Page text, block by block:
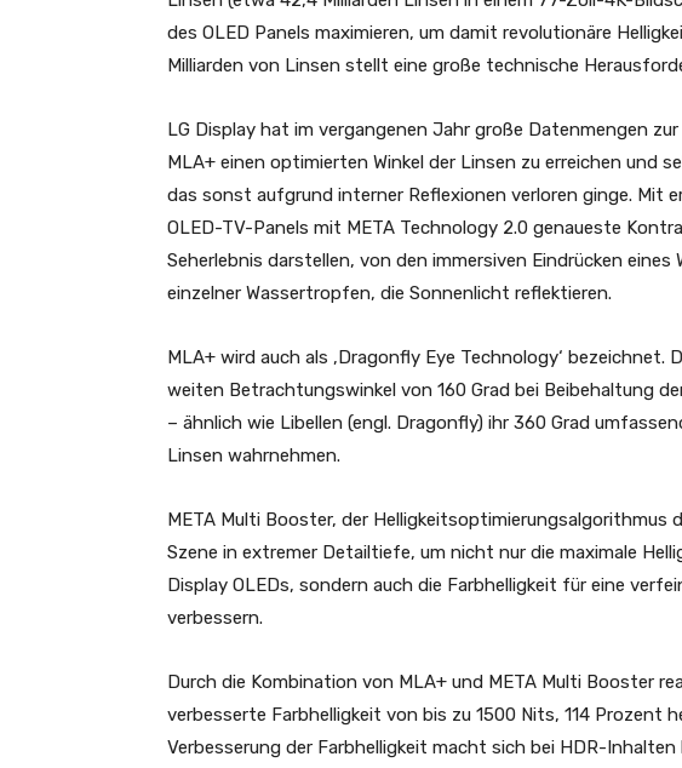
des OLED Panels maximieren, um damit revolutionäre
Milliarden von Linsen stellt eine große technische
LG Display hat im vergangenen Jahr große Datenmengen
MLA+ einen optimierten Winkel der Linsen zu erreichen und
das sonst aufgrund interner Reflexionen verloren ginge. Mit
OLED-TV-Panels mit META Technology 2.0 genaueste
Seherlebnis darstellen, von den immersiven Eindrücken eines
einzelner Wassertropfen, die Sonnenlicht reflektieren.
MLA+ wird auch als ‚Dragonfly Eye Technology‘ bezeichnet.
weiten Betrachtungswinkel von 160 Grad bei Beibehaltung
– ähnlich wie Libellen (engl. Dragonfly) ihr 360 Grad
Linsen wahrnehmen.
META Multi Booster, der Helligkeitsoptimierungsalgorithmus
Szene in extremer Detailtiefe, um nicht nur die maximale
Display OLEDs, sondern auch die Farbhelligkeit für eine
verbessern.
Durch die Kombination von MLA+ und META Multi Booster
verbesserte Farbhelligkeit von bis zu 1500 Nits, 114 Prozent
Verbesserung der Farbhelligkeit macht sich bei HDR-